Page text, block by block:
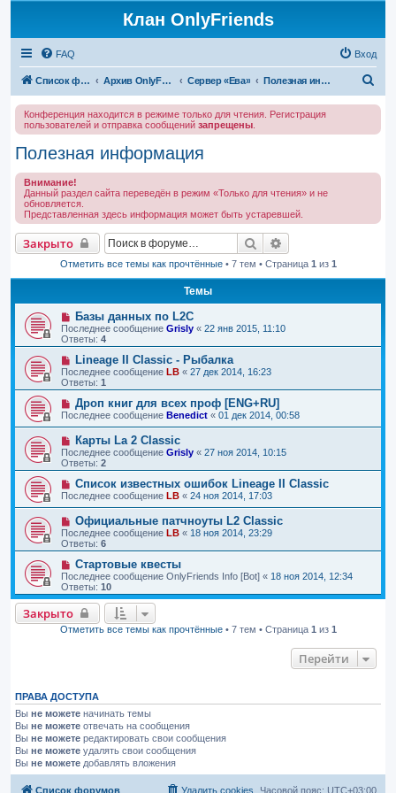
Клан OnlyFriends
FAQ Вход
Список форумов Архив OnlyFriends Сервер «Ева» Полезная информация
Конференция находится в режиме только для чтения. Регистрация
пользователей и отправка сообщений запрещены
Полезная информация
Внимание!
Данный раздел сайта переведён в режим «Только для чтения» и не
обновляется.
Представленная здесь информация может быть устаревшей.
Закрыто Поиск
Отметить все темы как прочтённые• 7 тем • Страница 1 из 1
Темы
Базы данных по L2C
Последнее сообщение Grisly « 22 янв 2015, 11:10
Ответы: 4
Lineage II Classic - Рыбалка
Последнее сообщение LB « 27 дек 2014, 16:23
Ответы: 1
Дроп книг для всех проф [ENG+RU]
Последнее сообщение Benedict « 01 дек 2014, 00:58
Карты La 2 Classic
Последнее сообщение Grisly « 27 ноя 2014, 10:15
Ответы: 2
Список известных ошибок Lineage II Classic
Последнее сообщение LB « 24 ноя 2014, 17:03
Официальные патчноуты L2 Classic
Последнее сообщение LB « 18 ноя 2014, 23:29
Ответы: 6
Стартовые квесты
Последнее сообщение OnlyFriends Info [Bot] « 18 ноя 2014, 12:34
Ответы: 10
Закрыто
Отметить все темы как прочтённые• 7 тем • Страница 1 из 1
Перейти
ПРАВА ДОСТУПА
Вы не можете начинать темы
Вы не можете отвечать на сообщения
Вы не можете редактировать свои сообщения
Вы не можете удалять свои сообщения
Вы не можете добавлять вложения
Список форумов Часовой пояс: UTC+03:00
Удалить cookies